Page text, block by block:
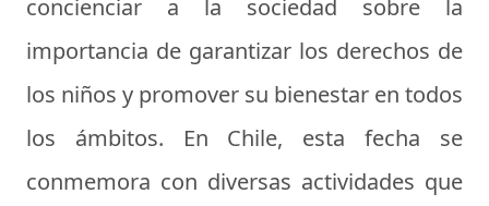
concienciar a la sociedad sobre la
importancia de garantizar los derechos de
los niños y promover su bienestar en todos
los ámbitos. En Chile, esta fecha se
conmemora con diversas actividades que